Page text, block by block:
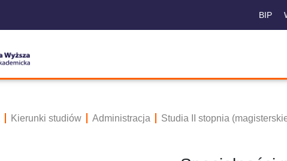
BIP
Kierunki studiów Administracja Studia II stopnia